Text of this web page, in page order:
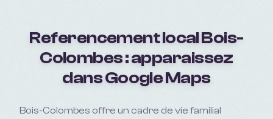
Referencement localBois-
Colombes: apparaissez
dans Google Maps
Bois-Colombes offre un cadre de vie familial